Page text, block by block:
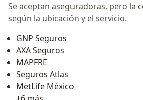
Se aceptan aseguradoras, pero la
según la ubicación y el servicio.
GNP Seguros
AXA Seguros
MAPFRE
Seguros Atlas
MetLife México